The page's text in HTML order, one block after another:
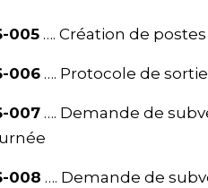
005 …. Création de
006 …. Protocole de
007 …. Demande de
008 …. Demande de